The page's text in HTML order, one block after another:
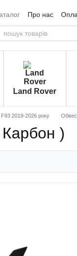
Про нас
Угода користувача
Land Rover
2019-2026 року
)